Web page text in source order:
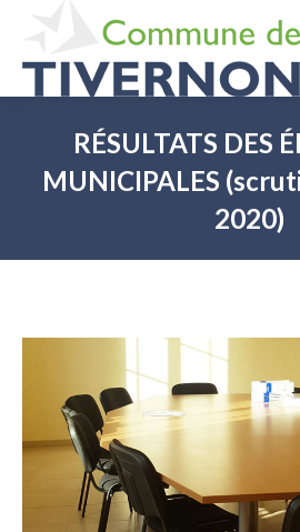
RÉSULTATS DES
MUNICIPALES
2020)